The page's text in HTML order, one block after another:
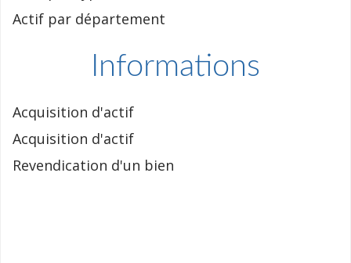
Actif par département
Informations
Acquisition d'actif
Acquisition d'actif
Revendication d'un bien